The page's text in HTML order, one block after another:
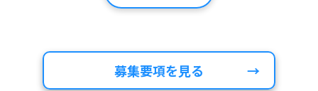
募集要項を見る